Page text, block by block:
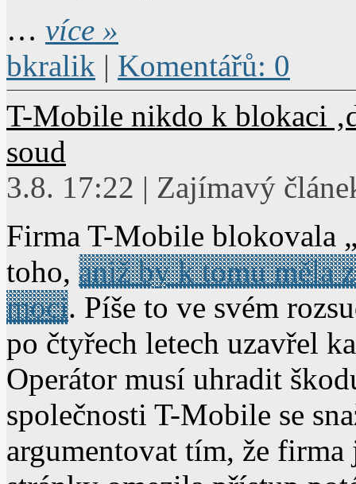
… více »
bkralik | Komentářů: 0
T-Mobile nikdo k blokaci
soud
3.8. 17:22 | Zajímavý
Firma T-Mobile blokovala
toho, aniž by k tomu měla
moci. Píše to ve svém
po čtyřech letech uzavřel
Operátor musí uhradit
společnosti T-Mobile se
argumentovat tím, že